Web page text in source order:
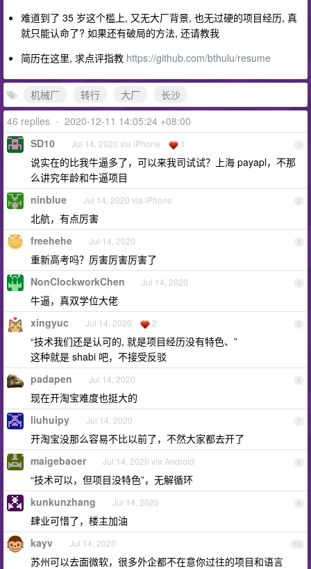
难道到了 35 岁这个槛上, 又无大厂背景, 也无过硬的项目经历, 真
就只能认命了? 如果还有破局的方法, 还请教我
简历在这里, 求点评指教 https://github.com/bthulu/resume
机械厂 转行 大厂
长沙
46 replies • 2020-12-11 14:05:24 +08:00
1
SD10 Jul 14, 2020 via iPhone 1
说实在的比我牛逼多了，可以来我司试试？上海 payapl，不那
么讲究年龄和牛逼项目
2
ninblue Jul 14, 2020 via iPhone
北航，有点厉害
3
freehehe Jul 14, 2020
重新高考吗？厉害厉害厉害了
4
NonClockworkChen Jul 14, 2020
牛逼，真双学位大佬
5
xingyuc Jul 14, 2020 2
“技术我们还是认可的, 就是项目经历没有特色、”
这种就是 shabi 吧，不接受反驳
6
padapen Jul 14, 2020
现在开淘宝难度也挺大的
7
liuhuipy Jul 14, 2020
开淘宝没那么容易不比以前了，不然大家都去开了
8
maigebaoer Jul 14, 2020 via Android
“技术可以，但项目没特色”，无解循环
9
kunkunzhang Jul 14, 2020
肆业可惜了，楼主加油
10
kayv Jul 14, 2020
苏州可以去面微软，很多外企都不在意你过往的项目和语言